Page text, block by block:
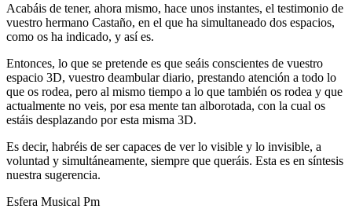
Acabáis de tener, ahora mismo, hace unos instantes, el testimonio de
vuestro hermano Castaño, en el que ha simultaneado dos espacios,
como os ha indicado, y así es.
Entonces, lo que se pretende es que seáis conscientes de vuestro
espacio 3D, vuestro deambular diario, prestando atención a todo lo
que os rodea, pero al mismo tiempo a lo que también os rodea y que
actualmente no veis, por esa mente tan alborotada, con la cual os
estáis desplazando por esta misma 3D.
Es decir, habréis de ser capaces de ver lo visible y lo invisible, a
voluntad y simultáneamente, siempre que queráis. Esta es en síntesis
nuestra sugerencia.
Esfera Musical Pm